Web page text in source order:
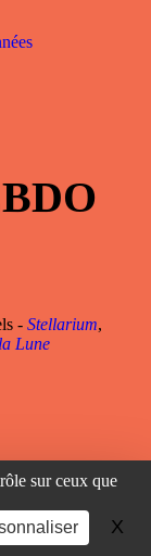
- Stellarium,
Lune
sur ceux que
X